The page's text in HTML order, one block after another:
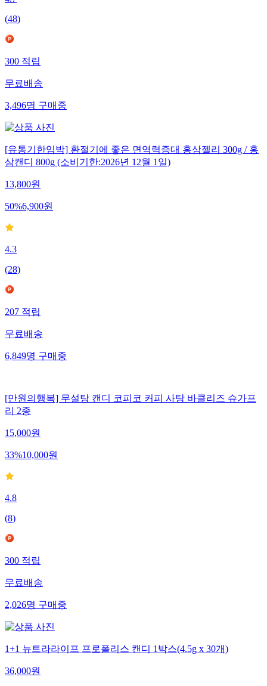
(48)
300적립
무료배송
3,496명구매중
[유통기한임박] 환절기에 좋은 면역력증대 홍삼젤리 300g / 홍
삼캔디 800g (소비기한:2026년 12월 1일)
13,800원
50%6,900원
4.3
(28)
207적립
무료배송
6,849명구매중
[만원의행복] 무설탕 캔디 코피코 커피 사탕 바클리즈 슈가프
리 2종
15,000원
33%10,000원
4.8
(8)
300적립
무료배송
2,026명구매중
1+1 뉴트라라이프 프로폴리스 캔디 1박스(4.5g x 30개)
36,000원